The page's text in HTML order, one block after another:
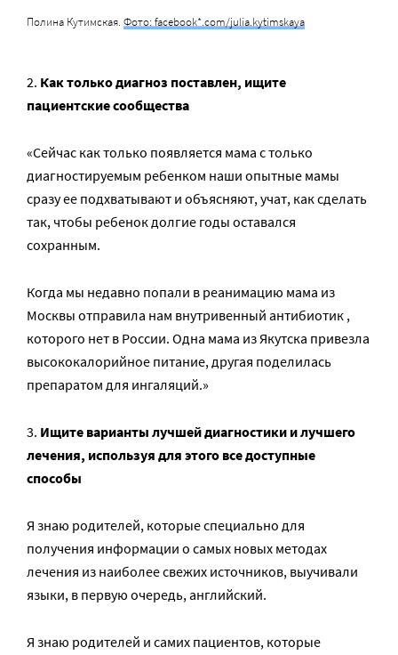
Полина Кутимская. Фото: facebook*.com/julia.kytimskaya
Как только диагноз поставлен, ищите
пациентские сообщества
«Сейчас как только появляется мама с только
диагностируемым ребенком наши опытные мамы
сразу ее подхватывают и объясняют, учат, как сделать
так, чтобы ребенок долгие годы оставался
сохранным.
Когда мы недавно попали в реанимацию мама из
Москвы отправила нам внутривенный антибиотик ,
которого нет в России. Одна мама из Якутска привезла
высококалорийное питание, другая поделилась
препаратом для ингаляций.»
Ищите варианты лучшей диагностики и лучшего
лечения, используя для этого все доступные
способы
Я знаю родителей, которые специально для
получения информации о самых новых методах
лечения из наиболее свежих источников, выучивали
языки, в первую очередь, английский.
Я знаю родителей и самих пациентов, которые